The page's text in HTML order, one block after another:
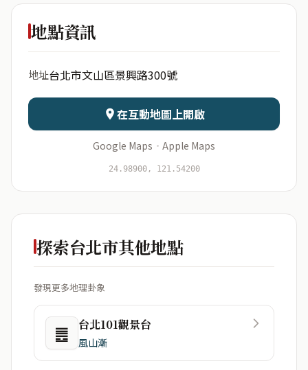
天際 Sky
日期 出生時辰
資料僅用於即時分析，不會儲存於伺服器
地點資訊
地址台北市文山區景興路300號
在互動地圖上開啟
Google Maps · Apple Maps
24.98900, 121.54200
探索台北市其他地點
發現更多地理卦象
䷌ 台北101觀景台
風山漸